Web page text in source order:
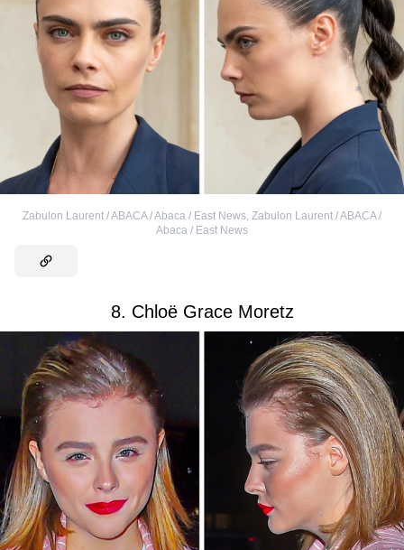
Zabulon Laurent / ABACA / Abaca / East News, Zabulon Laurent / ABACA /
Abaca / East News
8. Chloë Grace Moretz